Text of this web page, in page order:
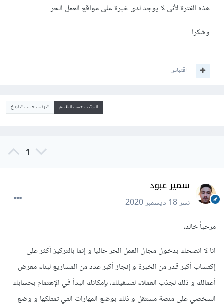
هذه الفترة لأنى لا يوجد لدى خبرة على مواقع العمل الحر
وشكرا
اقتباس
الترتيب حسب التقييم الترتيب حسب التاريخ
1
سمير عبود
نشر18 ديسمبر 2020
مرحباً خالد،
انا لا انصحك بدخول مجال العمل الحر حاليا و إنما بالتركيز أكثر على
إكتساب أكبر قدر من الخبرة و إنجاز أكبر عدد من المشاريع لبناء معرض
أعمالك و ذلك لجذب العملاء لتشغيلك، بإمكانك البدأ في الإهتمام بحسابك
الشخصي على منصة مستقل و ذلك بوضع المهارات التي تمتلكها و وضع